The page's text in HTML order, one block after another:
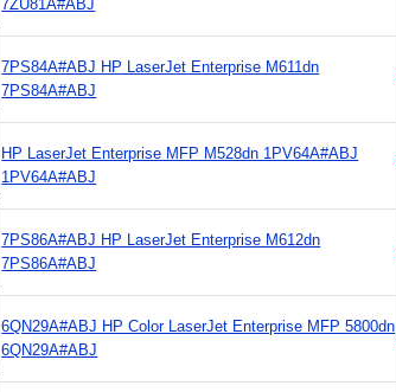
7ZU81A#ABJ
7PS84A#ABJ HP LaserJet Enterprise M611dn
7PS84A#ABJ
HP LaserJet Enterprise MFP M528dn 1PV64A#ABJ
1PV64A#ABJ
7PS86A#ABJ HP LaserJet Enterprise M612dn
7PS86A#ABJ
6QN29A#ABJ HP Color LaserJet Enterprise MFP 5800dn
6QN29A#ABJ